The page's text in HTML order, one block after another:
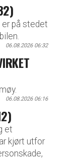
på stedet
06.08.2026 06:32
06.08.2026 06:16
et
kjørt utfor